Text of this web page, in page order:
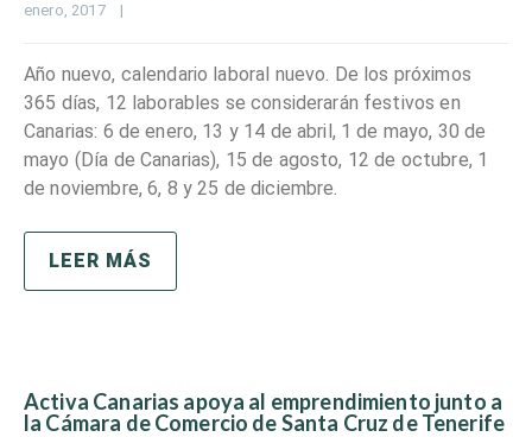
enero, 2017 |
Año nuevo, calendario laboral nuevo. De los próximos
365 días, 12 laborables se considerarán festivos en
Canarias: 6 de enero, 13 y 14 de abril, 1 de mayo, 30 de
mayo (Día de Canarias), 15 de agosto, 12 de octubre, 1
de noviembre, 6, 8 y 25 de diciembre.
LEER MÁS
Activa Canarias apoya al emprendimiento junto a
la Cámara de Comercio de Santa Cruz de Tenerife